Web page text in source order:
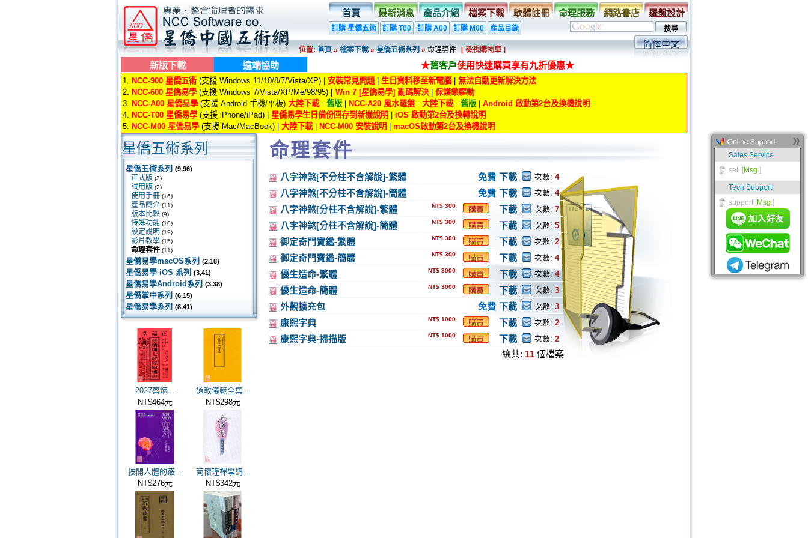
首頁 最新消息 產品介紹 檔案下載 軟體註冊 命理服務 網路書店 羅盤設計
訂購 星僑五術 訂購 T00 訂購 A00 訂購 M00 產品目錄
位置:首頁»檔案下載»星僑五術系列»命理套件 [ 檢視購物車 ]
简体中文
新版下載 遠端協助 ★舊客戶使用快速購買享有九折優惠★
1. NCC-900 星僑五術(支援 Windows 11/10/8/7/Vista/XP) | 安裝常見問題| 生日資料移至新電腦| 無法自動更新解決方法
2. NCC-600 星僑易學(支援 Windows 7/Vista/XP/Me/98/95) Win 7 [星僑易學] 亂碼解決| 保護鎖驅動
3. NCC-A00 星僑易學(支援 Android 手機/平板) 大陸下載- 舊版 NCC-A20 風水羅盤- 大陸下載- 舊版
Android 啟動第2台及換機說明
4. NCC-T00 星僑易學(支援 iPhone/iPad) | 星僑易學生日備份回存到新機說明
iOS 啟動第2台及換轉說明
5. NCC-M00 星僑易學(支援 Mac/MacBook) | 大陸下載| NCC-M00 安裝說明 macOS啟動第2台及換機說明
星僑五術系列
星僑五術系列 (9,96)
正式版 (3)
試用版 (2)
使用手冊 (16)
產品簡介 (11)
版本比較 (9)
特殊功能 (10)
設定說明 (19)
影片教學 (15)
命理套件 (11)
星僑易學macOS系列 (2,18)
星僑易學 iOS 系列 (3,41)
星僑易學Android系列 (3,38)
星僑掌中系列 (6,15)
星僑易學系列 (8,41)
2027蔡炳...
NT$464元
道教儀範全集...
NT$298元
按開人體的竅...
NT$276元
南懷瑾禪學講...
NT$342元
命理套件
八字神煞[不分柱不含解說]-繁體 免費 下載 次數: 4
八字神煞[不分柱不含解說]-簡體 免費 下載 次數: 4
八字神煞[分柱不含解說]-繁體 NT$ 300 購買 下載 次數: 7
八字神煞[分柱不含解說]-簡體 NT$ 300 購買 下載 次數: 5
御定奇門寶鑑-繁體 NT$ 300 購買 下載 次數: 2
御定奇門寶鑑-簡體 NT$ 300 購買 下載 次數: 4
優生造命-繁體 NT$ 3000 購買 下載 次數: 4
優生造命-簡體 NT$ 3000 購買 下載 次數: 3
外觀擴充包 免費 下載 次數: 3
康熙字典 NT$ 1000 購買 下載 次數: 2
康熙字典-掃描版 NT$ 1000 購買 下載 次數: 2
總共: 11 個檔案